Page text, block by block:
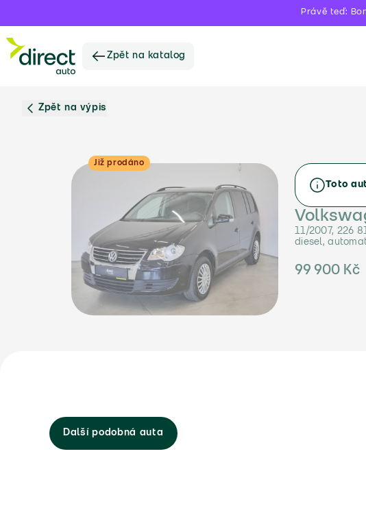
Právě teď:
Zpět na katalog
Zpět na výpis
Již prodáno
Toto
11/2007, 226
diesel,
99 900 Kč
Další podobná auta